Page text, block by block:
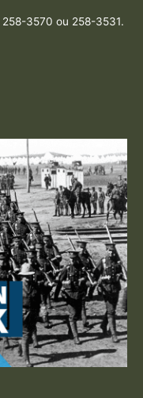
258-3570 ou 258-3531.